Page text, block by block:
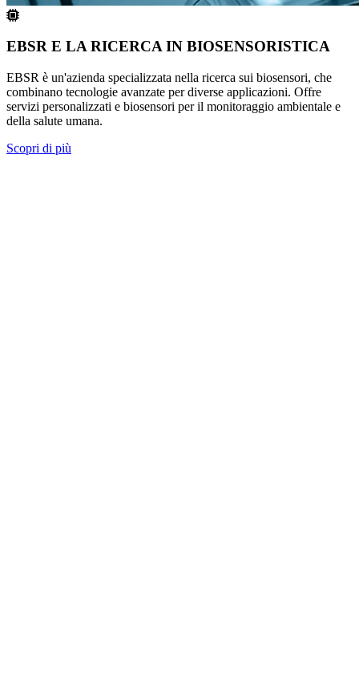
EBSR E LA RICERCA IN BIOSENSORISTICA
EBSR è un'azienda specializzata nella ricerca sui biosensori, che
combinano tecnologie avanzate per diverse applicazioni. Offre
servizi personalizzati e biosensori per il monitoraggio ambientale e
della salute umana.
Scopri di più